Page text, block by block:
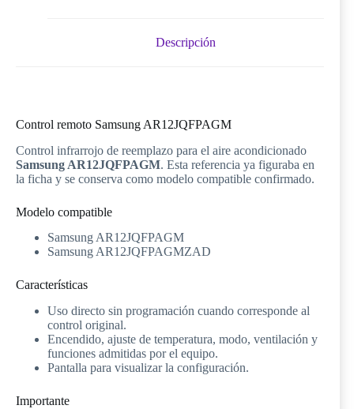
Descripción
Control remoto Samsung AR12JQFPAGM
Control infrarrojo de reemplazo para el aire acondicionado
Samsung AR12JQFPAGM. Esta referencia ya figuraba en
la ficha y se conserva como modelo compatible confirmado.
Modelo compatible
Samsung AR12JQFPAGM
Samsung AR12JQFPAGMZAD
Características
Uso directo sin programación cuando corresponde al
control original.
Encendido, ajuste de temperatura, modo, ventilación y
funciones admitidas por el equipo.
Pantalla para visualizar la configuración.
Importante